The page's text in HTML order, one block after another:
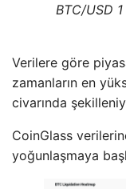
BTC/USD
Verilere göre
zamanların en
civarında
CoinGlass
yoğunlaşmaya